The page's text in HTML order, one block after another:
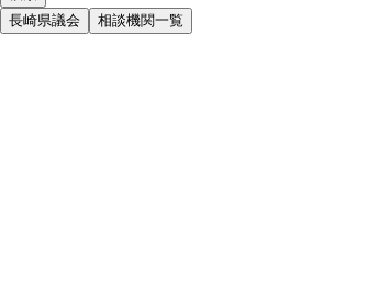
長崎県議会 相談機関一覧